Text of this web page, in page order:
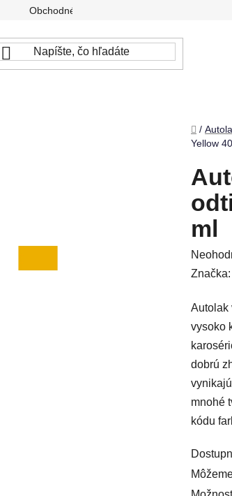
Obchodné podmienky
Domov
/
Yellow
ml
je
0,0
z
5
Značka:
Autolak
vysoko
dobrú
mnohé
kódu